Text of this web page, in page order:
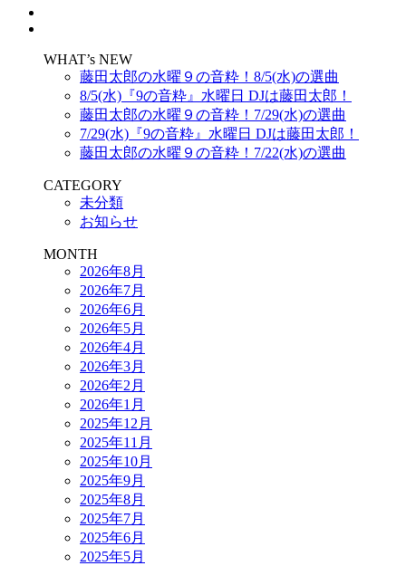
WHAT’s NEW
藤田太郎の水曜９の音粋！8/5(水)の選曲
8/5(水)『9の音粋』水曜日 DJは藤田太郎！
藤田太郎の水曜９の音粋！7/29(水)の選曲
7/29(水)『9の音粋』水曜日 DJは藤田太郎！
藤田太郎の水曜９の音粋！7/22(水)の選曲
CATEGORY
未分類
お知らせ
MONTH
2026年8月
2026年7月
2026年6月
2026年5月
2026年4月
2026年3月
2026年2月
2026年1月
2025年12月
2025年11月
2025年10月
2025年9月
2025年8月
2025年7月
2025年6月
2025年5月